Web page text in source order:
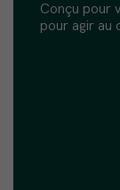
Conçu pour
pour agir au